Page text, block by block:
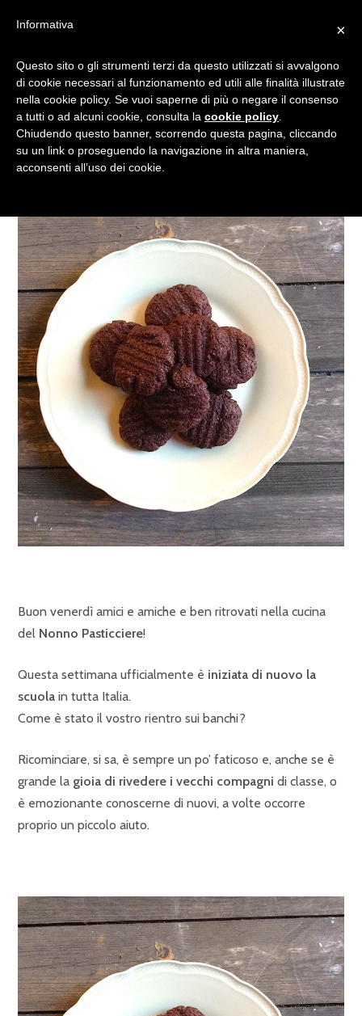
RICETTA BISCOTTI AL
CIOCCOLATO SENZA BURRO
Buon venerdì amici e amiche e ben ritrovati nella cucina
del Nonno Pasticciere!
Questa settimana ufficialmente è iniziata di nuovo la
scuola in tutta Italia.
Come è stato il vostro rientro sui banchi?
Ricominciare, si sa, è sempre un po’ faticoso e, anche se è
grande la gioia di rivedere i vecchi compagni di classe, o
è emozionante conoscerne di nuovi, a volte occorre
proprio un piccolo aiuto.
×
Informativa
Questo sito o gli strumenti terzi da questo utilizzati si avvalgono
di cookie necessari al funzionamento ed utili alle finalità illustrate
nella cookie policy. Se vuoi saperne di più o negare il consenso
a tutti o ad alcuni cookie, consulta la cookie policy
Chiudendo questo banner, scorrendo questa pagina, cliccando
su un link o proseguendo la navigazione in altra maniera,
acconsenti all’uso dei cookie.